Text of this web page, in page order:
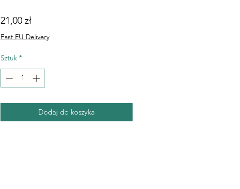
21,00 złCena
Fast EU Delivery
Sztuk *
Dodaj do koszyka